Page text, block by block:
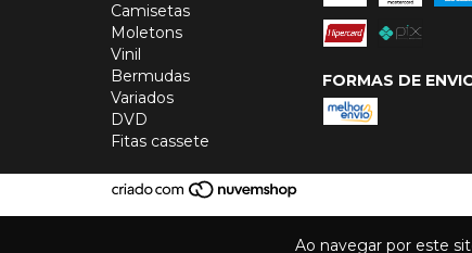
Ao navegar por este
Camisetas
Moletons
Vinil
Bermudas
Variados
DVD
Fitas cassete
FORMAS DE